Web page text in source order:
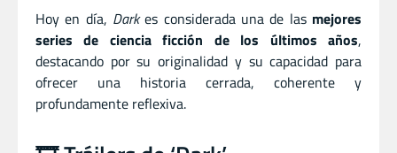
Hoy en día, Darkes considerada una de las mejores
series de ciencia ficción de los últimos años,
destacando por su originalidad y su capacidad para
ofrecer una historia cerrada, coherente y
profundamente reflexiva.